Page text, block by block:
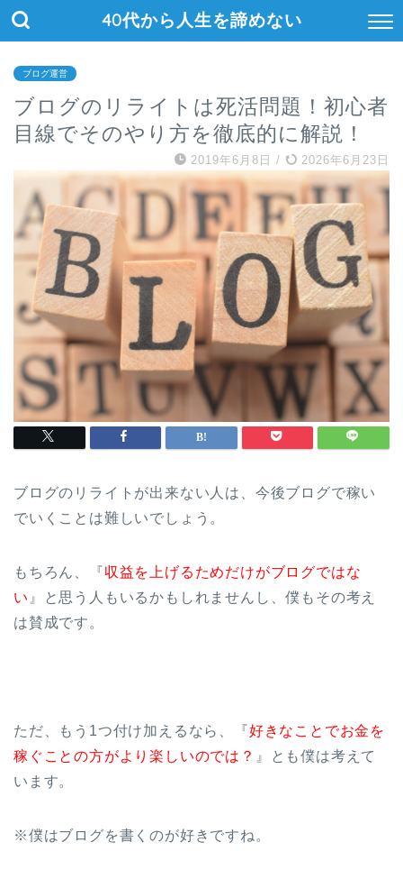
40代から人生を諦めない
ブログ運営
ブログのリライトは死活問題！初心者
目線でそのやり方を徹底的に解説！
2019年6月8日 / 2026年6月23日
ブログのリライトが出来ない人は、今後ブログで稼い
でいくことは難しいでしょう。
もちろん、『収益を上げるためだけがブログではな
い 』と思う人もいるかもしれませんし、僕もその考え
は賛成です。
ただ、もう1つ付け加えるなら、『好きなことでお金を
稼ぐことの方がより楽しいのでは？ 』とも僕は考えて
います。
※僕はブログを書くのが好きですね。